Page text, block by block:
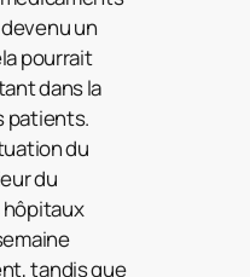
un
pourrait
dans la
patients.
du
du
hôpitaux
tandis que